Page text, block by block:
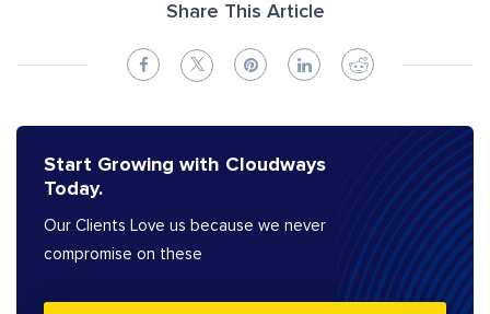
Share This Article
Start Growing with Cloudways
Today.
Our Clients Love us because we never
compromise on these